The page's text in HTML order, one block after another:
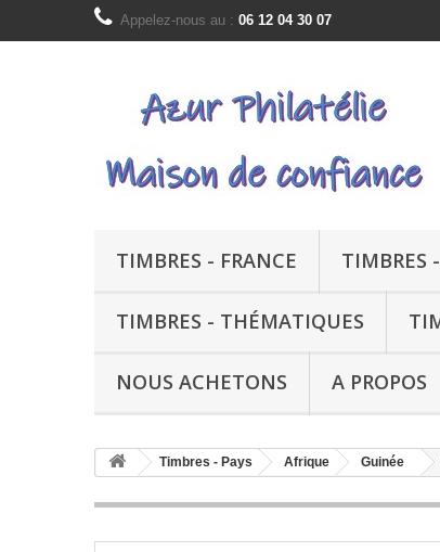
Appelez-nous au : 06 12 04 30 07
TIMBRES - FRANCE TIMBRES
TIMBRES - THÉMATIQUES
NOUS ACHETONS A PROPOS
Timbres - Pays Afrique Guinée